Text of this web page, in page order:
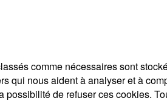
comme nécessaires sont
qui nous aident à analyser et à
de refuser ces cookies.